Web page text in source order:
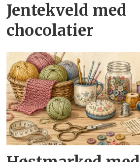
Jentekveld med
chocolatier